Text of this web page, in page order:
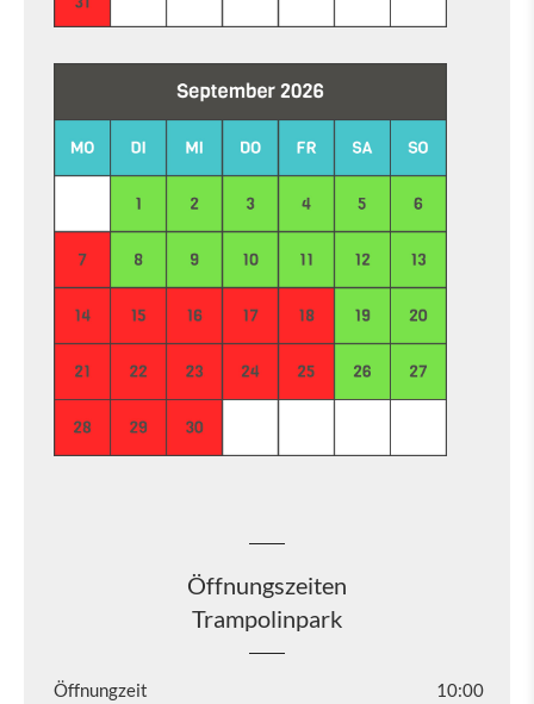
Öffnungszeiten
Trampolinpark
Öffnungzeit
10:00